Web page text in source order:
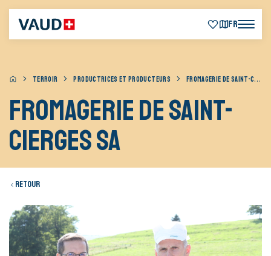
FR
TERROIR PRODUCTRICES ET PRODUCTEURS FROMAGERIE DE SAINT-CIERGES SA
Fromagerie de Saint-
Cierges SA
Retour